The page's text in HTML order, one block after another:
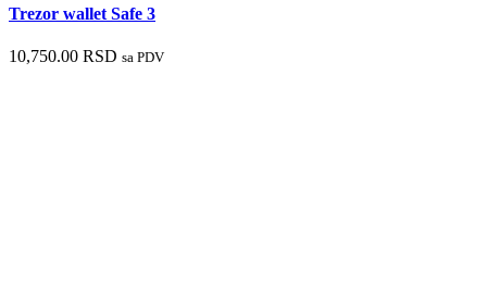
Trezor wallet Safe 3
10,750.00 RSD sa PDV